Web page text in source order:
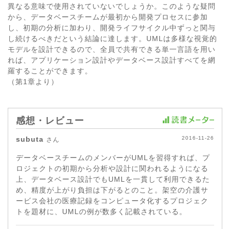
異なる意味で使用されていないでしょうか。このような疑問
から、データベースチームが最初から開発プロセスに参加
し、初期の分析に加わり、開発ライフサイクル中ずっと関与
し続けるべきだという結論に達します。UMLは多様な視覚的
モデルを設計できるので、全員で共有できる単一言語を用い
れば、アプリケーション設計やデータベース設計すべてを網
羅することができます。
（第1章より）
感想・レビュー
subuta さん 2016-11-26
データベースチームのメンバーがUMLを習得すれば、プ
ロジェクトの初期から分析や設計に関われるようになる
上、データベース設計でもUMLを一貫して利用できるた
め、精度が上がり負担は下がるとのこと。架空の介護サ
ービス会社の医療記録をコンピュータ化するプロジェク
トを題材に、UMLの例が数多く記載されている。